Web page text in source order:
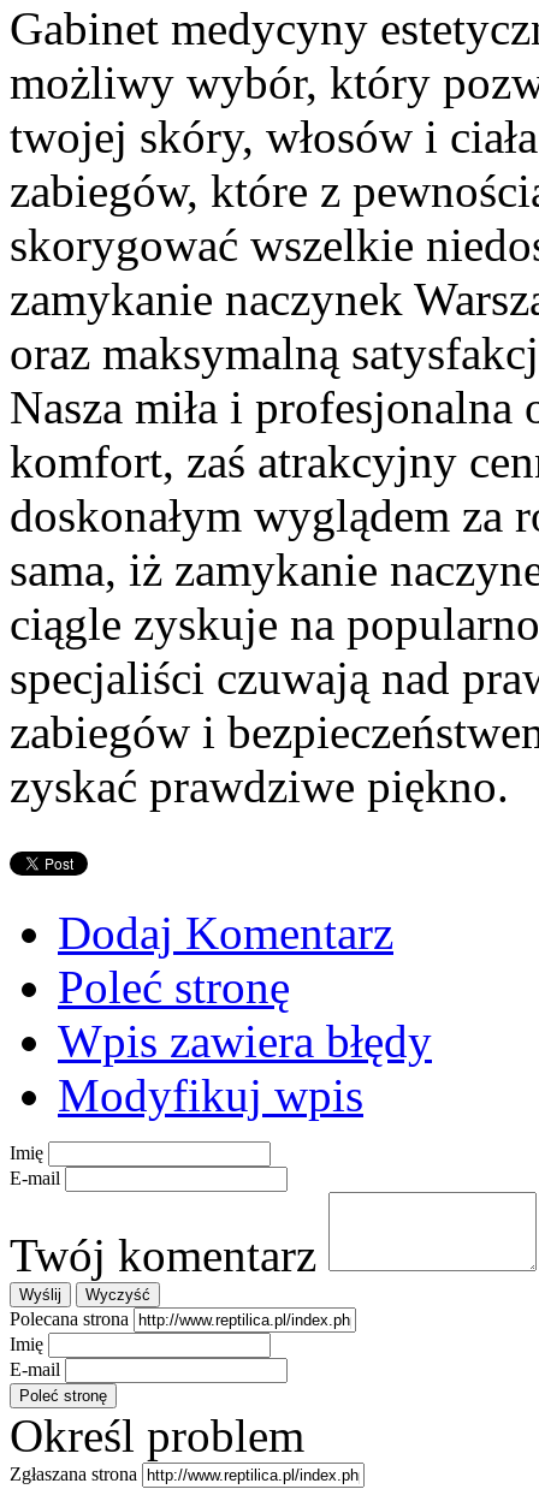
Gabinet medycyny
możliwy wybór, który
twojej skóry, włosów i
zabiegów, które z
skorygować wszelkie
zamykanie naczynek
oraz maksymalną
Nasza miła i profesjonalna
komfort, zaś atrakcyjny
doskonałym wyglądem za
sama, iż zamykanie
ciągle zyskuje na
specjaliści czuwają nad
zabiegów i
zyskać prawdziwe piękno.
Dodaj Komentarz
Poleć stronę
Wpis zawiera błędy
Modyfikuj wpis
Imię
E-mail
Twój komentarz
Polecana strona
Imię
E-mail
Określ problem
Zgłaszana strona